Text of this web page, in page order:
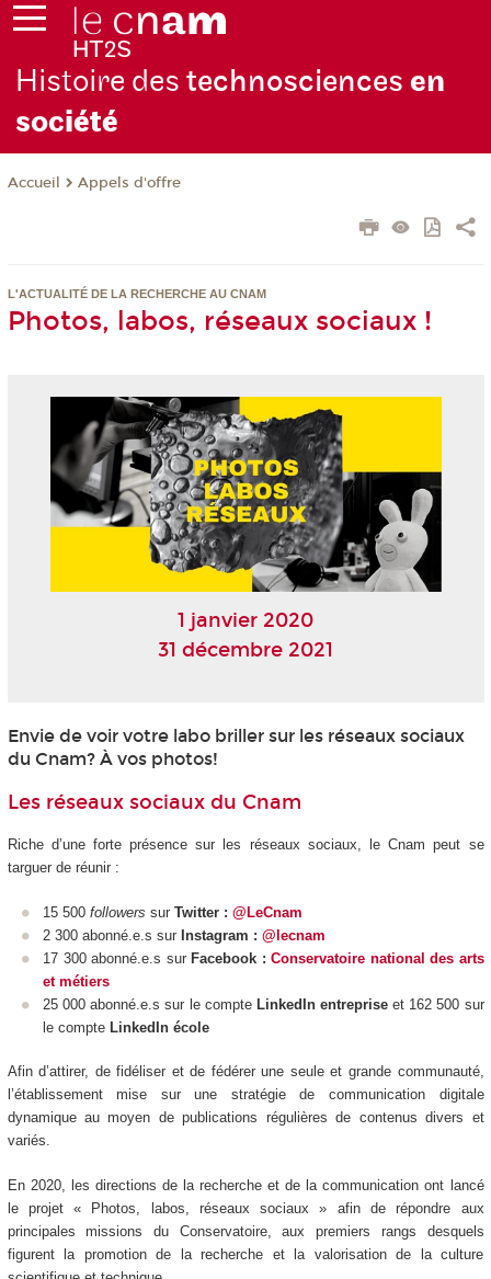
Histoire des technosciences en
société
Accueil Appels d'offre
L'ACTUALITÉ DE LA RECHERCHE AU CNAM
Photos, labos, réseaux sociaux !
1 janvier 2020
31 décembre 2021
Envie de voir votre labo briller sur les réseaux sociaux
du Cnam? À vos photos!
Les réseaux sociaux du Cnam
Riche d’une forte présence sur les réseaux sociaux, le Cnam peut se
targuer de réunir :
15 500 followers sur Twitter : @LeCnam
2 300 abonné.e.s sur Instagram : @lecnam
17 300 abonné.e.s sur Facebook : Conservatoire national des arts
et métiers
25 000 abonné.e.s sur le compte LinkedIn entrepriseet 162 500 sur
le compte LinkedIn école
Afin d’attirer, de fidéliser et de fédérer une seule et grande communauté,
l’établissement mise sur une stratégie de communication digitale
dynamique au moyen de publications régulières de contenus divers et
variés.
En 2020, les directions de la recherche et de la communication ont lancé
le projet « Photos, labos, réseaux sociaux » afin de répondre aux
principales missions du Conservatoire, aux premiers rangs desquels
figurent la promotion de la recherche et la valorisation de la culture